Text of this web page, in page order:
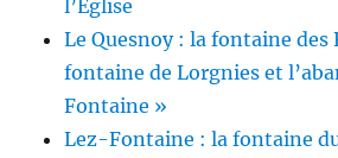
l’Église
Le Quesnoy : la fontaine des
fontaine de Lorgnies et
Fontaine »
Lez-Fontaine : la fontaine